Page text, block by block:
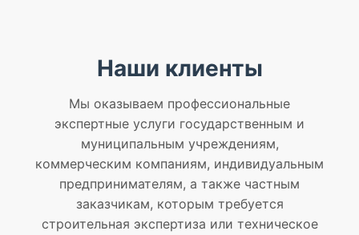
Наши клиенты
Мы оказываем профессиональные
экспертные услуги государственным и
муниципальным учреждениям,
коммерческим компаниям, индивидуальным
предпринимателям, а также частным
заказчикам, которым требуется
строительная экспертиза или техническое